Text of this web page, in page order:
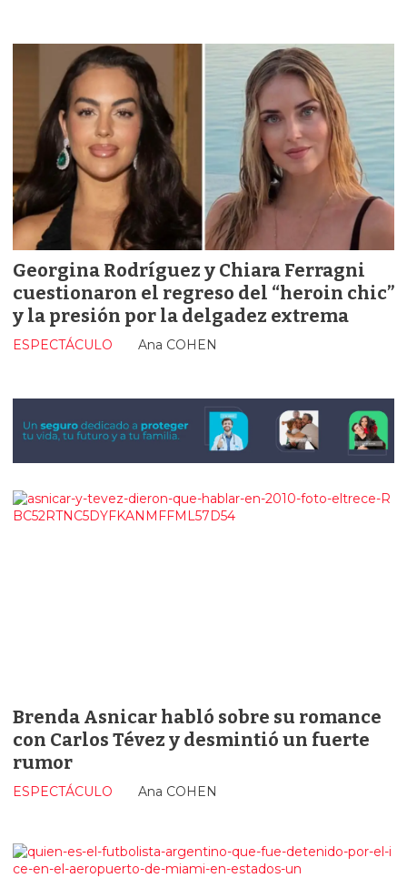
Georgina Rodríguez y Chiara Ferragni
cuestionaron el regreso del “heroin chic”
y la presión por la delgadez extrema
Ana COHEN
ESPECTÁCULO
Brenda Asnicar habló sobre su romance
con Carlos Tévez y desmintió un fuerte
rumor
Ana COHEN
ESPECTÁCULO